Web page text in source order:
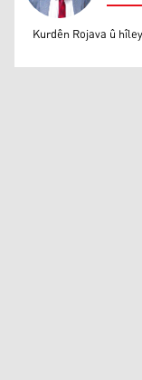
Mihemed Eli
Kurdên Rojava û